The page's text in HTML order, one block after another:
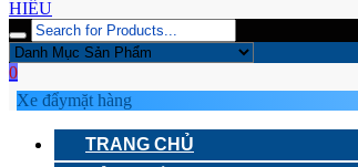
0
Xe đẩymặt hàng
TRANG CHỦ